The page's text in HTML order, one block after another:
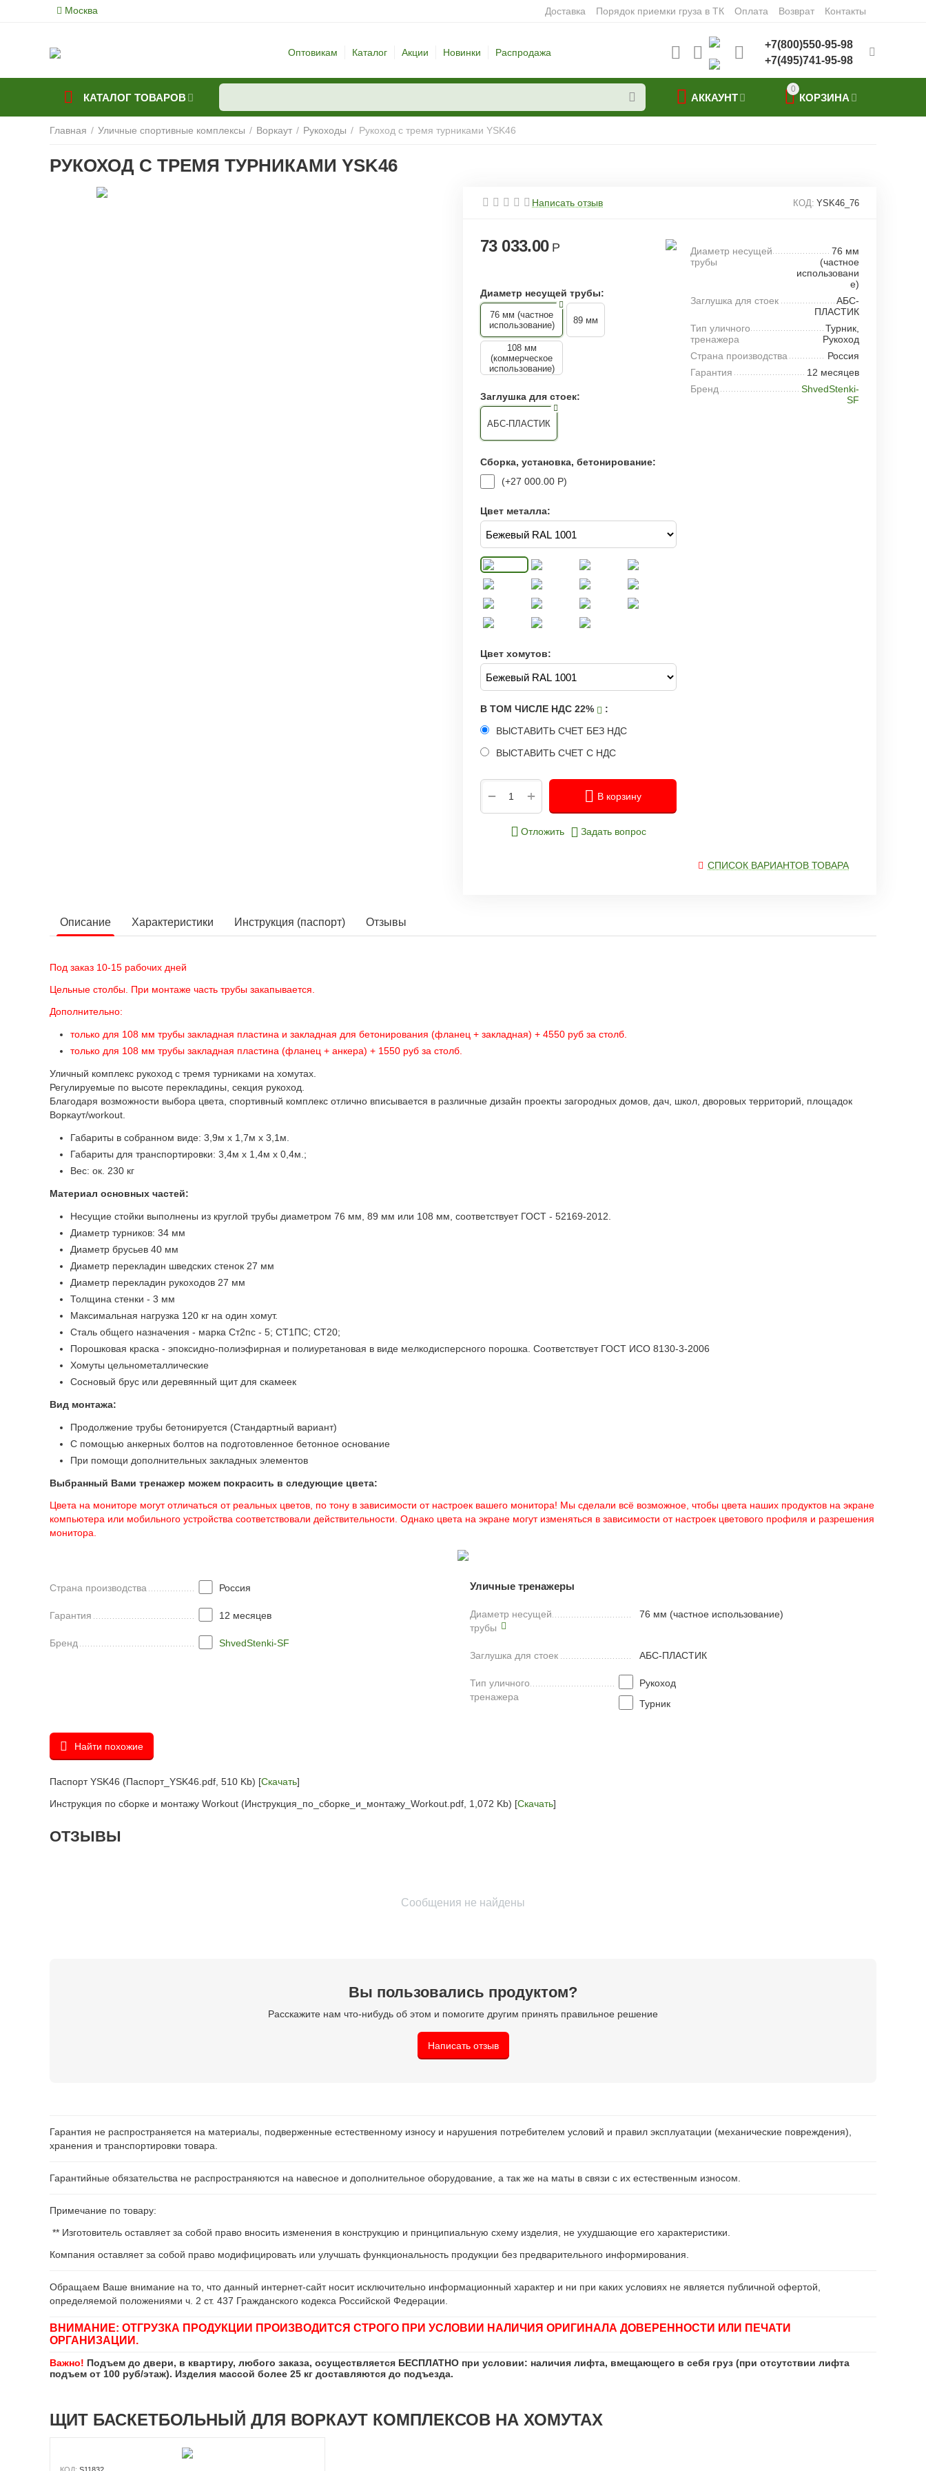
Москва Доставка Порядок приемки груза в ТК Оплата Возврат Контакты
Оптовикам Каталог Акции Новинки Распродажа
+7(800)550-95-98
+7(495)741-95-98
КАТАЛОГ ТОВАРОВ
0
КОРЗИНА
АККАУНТ
Главная / Уличные спортивные комплексы / Воркаут / Рукоходы / Рукоход с тремя турниками YSK46
РУКОХОД С ТРЕМЯ ТУРНИКАМИ YSK46
Написать отзыв КОД: YSK46_76
73 033.00 Р
Диаметр несущей трубы:
76 мм (частное
использование)
89 мм
108 мм
(коммерческое
использование)
Заглушка для стоек:
АБС-ПЛАСТИК
Сборка, установка, бетонирование:
(+27 000.00 Р)
Цвет металла:
Цвет хомутов:
В ТОМ ЧИСЛЕ НДС 22%
:
ВЫСТАВИТЬ СЧЕТ БЕЗ НДС
ВЫСТАВИТЬ СЧЕТ С НДС
+
− В корзину
Отложить Задать вопрос
Диаметр несущей
трубы
76 мм
(частное
использовани
е)
Заглушка для стоек
АБС-
ПЛАСТИК
Тип уличного
тренажера
Турник,
Рукоход
Страна производства
Россия
Гарантия
12 месяцев
Бренд
ShvedStenki-
SF
СПИСОК ВАРИАНТОВ ТОВАРА
Описание Характеристики Инструкция (паспорт) Отзывы
Под заказ 10-15 рабочих дней
Цельные столбы. При монтаже часть трубы закапывается.
Дополнительно:
только для 108 мм трубы закладная пластина и закладная для бетонирования (фланец + закладная) + 4550 руб за столб.
только для 108 мм трубы закладная пластина (фланец + анкера) + 1550 руб за столб.
Уличный комплекс рукоход с тремя турниками на хомутах.
Регулируемые по высоте перекладины, секция рукоход.
Благодаря возможности выбора цвета, спортивный комплекс отлично вписывается в различные дизайн проекты загородных домов, дач, школ, дворовых территорий, площадок
Воркаут/workout.
Габариты в собранном виде: 3,9м х 1,7м х 3,1м.
Габариты для транспортировки: 3,4м х 1,4м х 0,4м.;
Вес: ок. 230 кг
Материал основных частей:
Несущие стойки выполнены из круглой трубы диаметром 76 мм, 89 мм или 108 мм, соответствует ГОСТ - 52169-2012.
Диаметр турников: 34 мм
Диаметр брусьев 40 мм
Диаметр перекладин шведских стенок 27 мм
Диаметр перекладин рукоходов 27 мм
Толщина стенки - 3 мм
Максимальная нагрузка 120 кг на один хомут.
Сталь общего назначения - марка Ст2пс - 5; СТ1ПС; СТ20;
Порошковая краска - эпоксидно-полиэфирная и полиуретановая в виде мелкодисперсного порошка. Соответствует ГОСТ ИСО 8130-3-2006
Хомуты цельнометаллические
Сосновый брус или деревянный щит для скамеек
Вид монтажа:
Продолжение трубы бетонируется (Стандартный вариант)
С помощью анкерных болтов на подготовленное бетонное основание
При помощи дополнительных закладных элементов
Выбранный Вами тренажер можем покрасить в следующие цвета:
Цвета на мониторе могут отличаться от реальных цветов, по тону в зависимости от настроек вашего монитора! Мы сделали всё возможное, чтобы цвета наших продуктов на экране
компьютера или мобильного устройства соответствовали действительности. Однако цвета на экране могут изменяться в зависимости от настроек цветового профиля и разрешения
монитора.
Страна производства Россия
Гарантия 12 месяцев
Бренд ShvedStenki-SF
Уличные тренажеры
Диаметр несущей
трубы
76 мм (частное использование)
Заглушка для стоек АБС-ПЛАСТИК
Тип уличного
тренажера
Рукоход
Турник
Найти похожие
Паспорт YSK46 (Паспорт_YSK46.pdf, 510 Kb) [Скачать]
Инструкция по сборке и монтажу Workout (Инструкция_по_сборке_и_монтажу_Workout.pdf, 1,072 Kb) [Скачать]
ОТЗЫВЫ
Сообщения не найдены
Вы пользовались продуктом?
Расскажите нам что-нибудь об этом и помогите другим принять правильное решение
Написать отзыв
Гарантия не распространяется на материалы, подверженные естественному износу и нарушения потребителем условий и правил эксплуатации (механические повреждения),
хранения и транспортировки товара.
Гарантийные обязательства не распространяются на навесное и дополнительное оборудование, а так же на маты в связи с их естественным износом.
Примечание по товару:
** Изготовитель оставляет за собой право вносить изменения в конструкцию и принципиальную схему изделия, не ухудшающие его характеристики.
Компания оставляет за собой право модифицировать или улучшать функциональность продукции без предварительного информирования.
Обращаем Ваше внимание на то, что данный интернет-сайт носит исключительно информационный характер и ни при каких условиях не является публичной офертой,
определяемой положениями ч. 2 ст. 437 Гражданского кодекса Российской Федерации.
ВНИМАНИЕ: ОТГРУЗКА ПРОДУКЦИИ ПРОИЗВОДИТСЯ СТРОГО ПРИ УСЛОВИИ НАЛИЧИЯ ОРИГИНАЛА ДОВЕРЕННОСТИ ИЛИ ПЕЧАТИ
ОРГАНИЗАЦИИ.
Важно! Подъем до двери, в квартиру, любого заказа, осуществляется БЕСПЛАТНО при условии: наличия лифта, вмещающего в себя груз (при отсутствии лифта
подъем от 100 руб/этаж). Изделия массой более 25 кг доставляются до подъезда.
ЩИТ БАСКЕТБОЛЬНЫЙ ДЛЯ ВОРКАУТ КОМПЛЕКСОВ НА ХОМУТАХ